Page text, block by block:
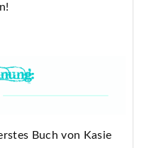
Buch von Kasie